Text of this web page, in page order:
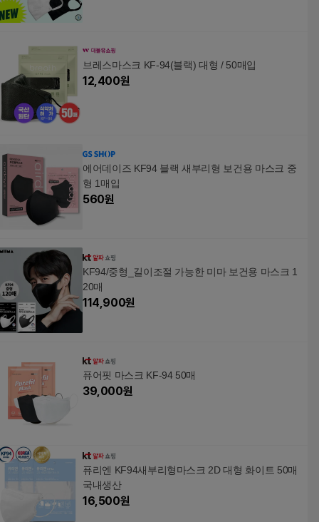
브레스마스크 KF-94(블랙) 대형 / 50매입
12,400원
에어데이즈 KF94 블랙 새부리형 보건용 마스크 중
형 1매입
560원
KF94/중형_길이조절 가능한 미마 보건용 마스크 1
20매
114,900원
퓨어핏 마스크 KF-94 50매
39,000원
퓨리엔 KF94새부리형마스크 2D 대형 화이트 50매
국내생산
16,500원